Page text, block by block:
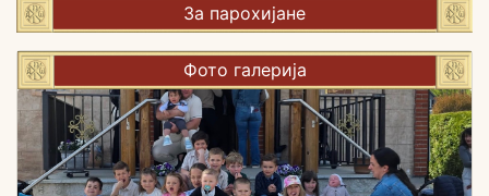
За парохијане
Фото галерија